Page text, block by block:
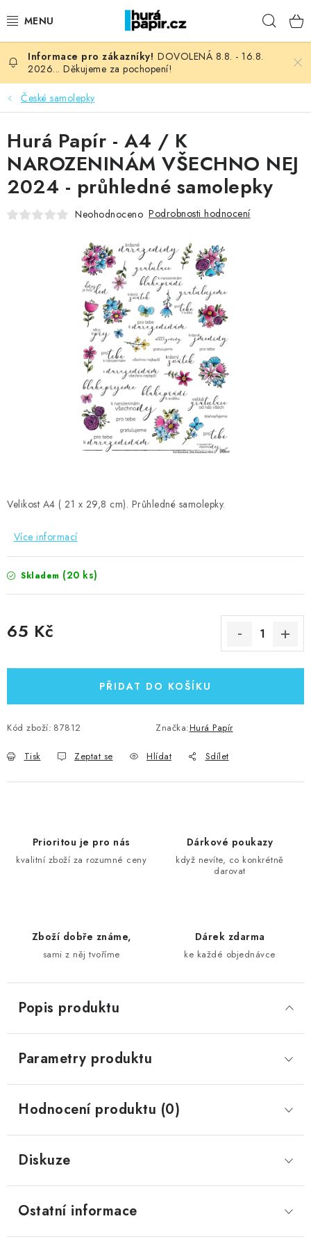
na
NOVINKY
HURÁ DÍLNA
VŠECHNO ZBOŽÍ
KNIHAŘSKÝ MATERIÁL
FOTORECENZE
MOJE OBJEDNÁVKA
Kontakty Moje objednávka
Oblíbené ♥️
Hodnocení obchodu
Obchodní podmínky
Podmínky ochrany osobních údajů
Ověřování recenzí
DOVOLENÁ 8.8. - 16.8.
2026... Děkujeme za pochopení!
České samolepky
Velikost A4 ( 21 x 29,8 cm). Průhledné samolepky.
Více informací
Skladem (20 ks)
65 Kč
PŘIDAT DO KOŠÍKU
Kód zboží: 87812 Značka:Hurá Papír
Tisk Zeptat se Hlídat Sdílet
Hurá Papír - A4 / K
NAROZENINÁM VŠECHNO NEJ
2024 - průhledné samolepky
Neohodnoceno Podrobnosti hodnocení
Prioritou je pro nás
kvalitní zboží za rozumné ceny
Dárkové poukazy
když nevíte, co konkrétně
darovat
Zboží dobře známe,
sami z něj tvoříme
Dárek zdarma
ke každé objednávce
Popis produktu
Parametry produktu
Hodnocení produktu (0)
Diskuze
Ostatní informace